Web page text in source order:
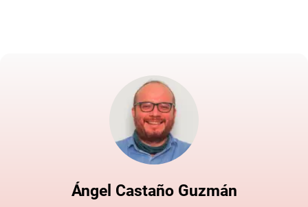
Ángel Castaño Guzmán